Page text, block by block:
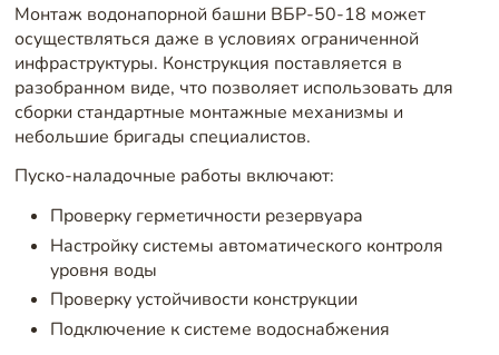
Монтаж водонапорной башни ВБР-50-18 может
осуществляться даже в условиях ограниченной
инфраструктуры. Конструкция поставляется в
разобранном виде, что позволяет использовать для
сборки стандартные монтажные механизмы и
небольшие бригады специалистов.
Пуско-наладочные работы включают:
Проверку герметичности резервуара
Настройку системы автоматического контроля
уровня воды
Проверку устойчивости конструкции
Подключение к системе водоснабжения